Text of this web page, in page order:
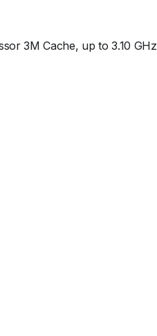
3M Cache, up to 3.10 GHz